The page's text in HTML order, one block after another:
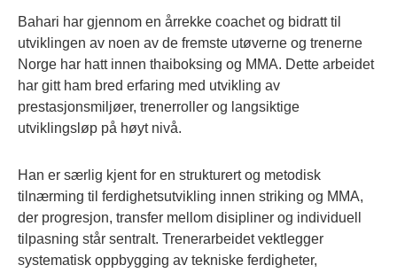
Bahari har gjennom en årrekke coachet og bidratt til
utviklingen av noen av de fremste utøverne og trenerne
Norge har hatt innen thaiboksing og MMA. Dette arbeidet
har gitt ham bred erfaring med utvikling av
prestasjonsmiljøer, trenerroller og langsiktige
utviklingsløp på høyt nivå.
Han er særlig kjent for en strukturert og metodisk
tilnærming til ferdighetsutvikling innen striking og MMA,
der progresjon, transfer mellom disipliner og individuell
tilpasning står sentralt. Trenerarbeidet vektlegger
systematisk oppbygging av tekniske ferdigheter,